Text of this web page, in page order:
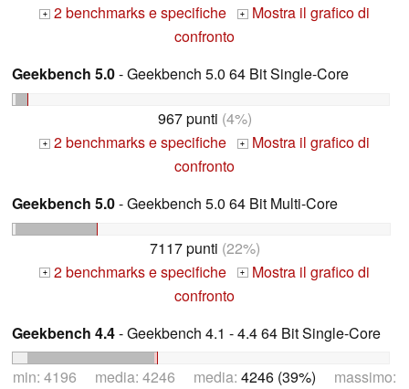
+ 2 benchmarks e specifiche + Mostra il grafico di
confronto
Geekbench 5.0- Geekbench 5.0 64 Bit Single-Core
967 punti (4%)
+ 2 benchmarks e specifiche + Mostra il grafico di
confronto
Geekbench 5.0- Geekbench 5.0 64 Bit Multi-Core
7117 punti (22%)
+ 2 benchmarks e specifiche + Mostra il grafico di
confronto
Geekbench 4.4- Geekbench 4.1 - 4.4 64 Bit Single-Core
min: 4196 media: 4246 media: 4246 (39%) massimo: